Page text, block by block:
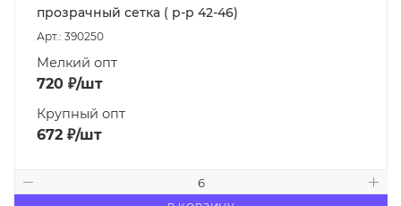
прозрачный сетка ( р-р 42-46)
Арт.: 390250
Мелкий опт
720 ₽/шт
Крупный опт
672 ₽/шт